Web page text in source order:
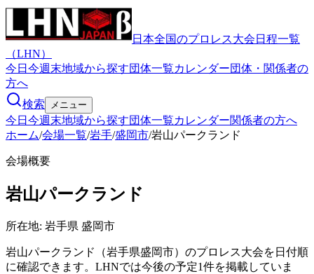
日本全国のプロレス大会日程一覧
（LHN）
今日 今週末地域から探す団体一覧カレンダー団体・関係者の
方へ
検索
メニュー
今日 今週末地域から探す団体一覧カレンダー関係者の方へ
ホーム/会場一覧/岩手/盛岡市/岩山パークランド
会場概要
岩山パークランド
所在地: 岩手県 盛岡市
岩山パークランド（岩手県盛岡市）のプロレス大会を日付順
に確認できます。LHNでは今後の予定1件を掲載していま